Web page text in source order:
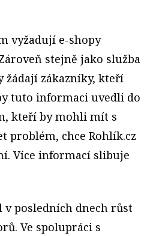
vyžadují e-shopy
stejně jako služba
žádají zákazníky, kteří
tuto informaci uvedli do
kteří by mohli mít s
problém, chce Rohlík.cz
Více informací slibuje
v posledních dnech růst
Ve spolupráci s